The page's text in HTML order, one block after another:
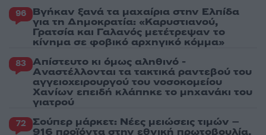
96 Βγήκαν ξανά τα μαχαίρια στην Ελπίδα
για τη Δημοκρατία: «Καρυστιανού,
Γρατσία και Γαλανός μετέτρεψαν το
κίνημα σε φοβικό αρχηγικό κόμμα»
83 Απίστευτο κι όμως αληθινό -
Aναστέλλονται τα τακτικά ραντεβού του
αγγειοχειρουργού του νοσοκομείου
Χανίων επειδή κλάπηκε το μηχανάκι του
γιατρού
72 Σούπερ μάρκετ: Νέες μειώσεις τιμών –
916 προϊόντα στην εθνική πρωτοβουλία,